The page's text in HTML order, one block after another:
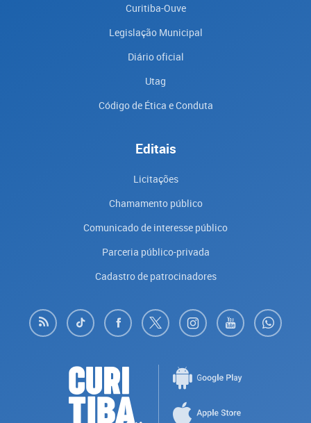
Curitiba-Ouve
Legislação Municipal
Diário oficial
Utag
Código de Ética e Conduta
Editais
Licitações
Chamamento público
Comunicado de interesse público
Parceria público-privada
Cadastro de patrocinadores